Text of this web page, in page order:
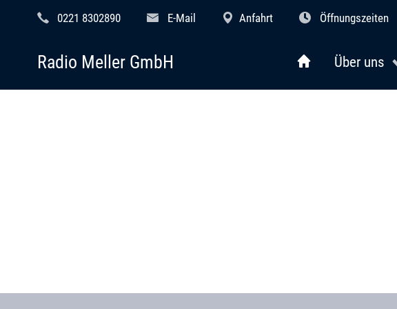
0221 8302890 E-Mail Anfahrt Öffnungszeiten
Über uns
Radio Meller GmbH